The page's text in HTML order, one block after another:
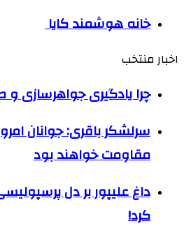
خانه هوشمند کایا
اخبار منتخب
چرا یادگیری جواهرسازی
سرلشکر باقری: جوانان
مقاومت خواهند بود
داغ علیپور بر دل
کرد!